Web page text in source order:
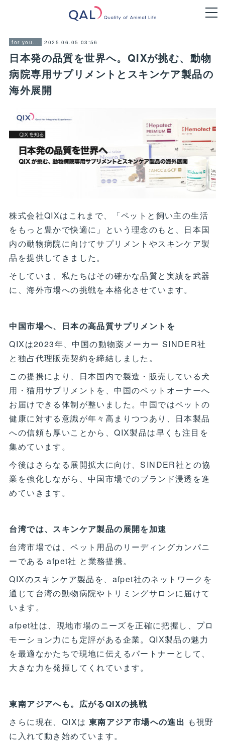
for you... 2025.06.05 03:56
日本発の品質を世界へ。QIXが挑む、動物
病院専用サプリメントとスキンケア製品の
海外展開
株式会社QIXはこれまで、「ペットと飼い主の生活
をもっと豊かで快適に」という理念のもと、日本国
内の動物病院に向けてサプリメントやスキンケア製
品を提供してきました。
そしていま、私たちはその確かな品質と実績を武器
に、海外市場への挑戦を本格化させています。
中国市場へ、日本の高品質サプリメントを
QIXは2023年、中国の動物薬メーカー SINDER社
と独占代理販売契約を締結しました。
この提携により、日本国内で製造・販売している犬
用・猫用サプリメントを、中国のペットオーナーへ
お届けできる体制が整いました。中国ではペットの
健康に対する意識が年々高まりつつあり、日本製品
への信頼も厚いことから、QIX製品は早くも注目を
集めています。
今後はさらなる展開拡大に向け、SINDER社との協
業を強化しながら、中国市場でのブランド浸透を進
めていきます。
台湾では、スキンケア製品の展開を加速
台湾市場では、ペット用品のリーディングカンパニ
ーである afpet社 と業務提携。
QIXのスキンケア製品を、afpet社のネットワークを
通じて台湾の動物病院やトリミングサロンに届けて
います。
afpet社は、現地市場のニーズを正確に把握し、プロ
モーション力にも定評がある企業。QIX製品の魅力
を最適なかたちで現地に伝えるパートナーとして、
大きな力を発揮してくれています。
東南アジアへも。広がるQIXの挑戦
さらに現在、QIXは 東南アジア市場への進出 も視野
に入れて動き始めています。